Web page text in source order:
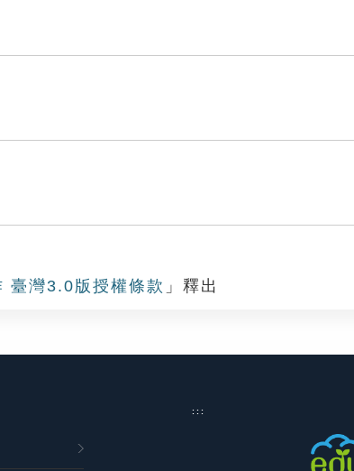
臺灣3.0版授權條款 」釋出
:::